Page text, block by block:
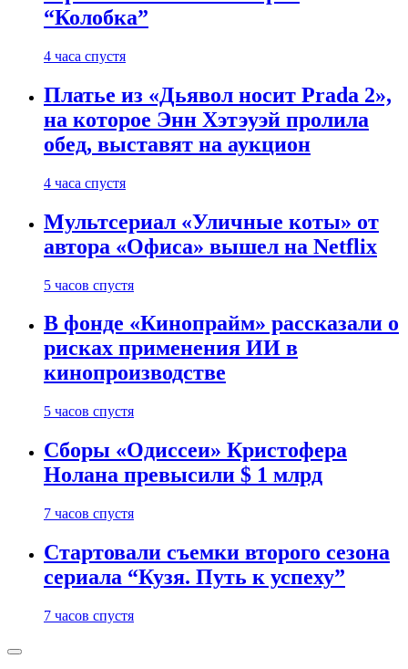
“Колобка”
4 часа спустя
Платье из «Дьявол носит Prada 2»,
на которое Энн Хэтэуэй пролила
обед, выставят на аукцион
4 часа спустя
Мультсериал «Уличные коты» от
автора «Офиса» вышел на Netflix
5 часов спустя
В фонде «Кинопрайм» рассказали о
рисках применения ИИ в
кинопроизводстве
5 часов спустя
Сборы «Одиссеи» Кристофера
Нолана превысили $ 1 млрд
7 часов спустя
Стартовали съемки второго сезона
сериала “Кузя. Путь к успеху”
7 часов спустя